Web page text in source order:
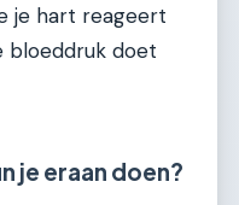
je hart reageert
bloeddruk doet
je eraan doen?